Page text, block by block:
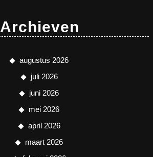
Archieven
augustus 2026
juli 2026
juni 2026
mei 2026
april 2026
maart 2026